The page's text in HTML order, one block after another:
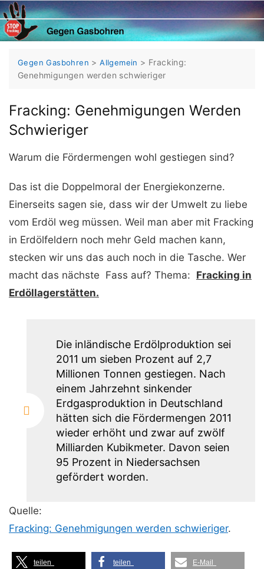
Skip
to
content
Gegen Gasbohren >Allgemein > Fracking:
Genehmigungen werden schwieriger
Fracking: Genehmigungen Werden
Schwieriger
Warum die Fördermengen wohl gestiegen sind?
Das ist die Doppelmoral der Energiekonzerne.
Einerseits sagen sie, dass wir der Umwelt zu liebe
vom Erdöl weg müssen. Weil man aber mit Fracking
in Erdölfeldern noch mehr Geld machen kann,
stecken wir uns das auch noch in die Tasche. Wer
macht das nächste Fass auf? Thema: Fracking in
Erdöllagerstätten.
Die inländische Erdölproduktion sei
2011 um sieben Prozent auf 2,7
Millionen Tonnen gestiegen. Nach
einem Jahrzehnt sinkender
Erdgasproduktion in Deutschland
hätten sich die Fördermengen 2011
wieder erhöht und zwar auf zwölf
Milliarden Kubikmeter. Davon seien
95 Prozent in Niedersachsen
gefördert worden.
Quelle:
Fracking: Genehmigungen werden schwieriger.
teilen teilen E-Mail